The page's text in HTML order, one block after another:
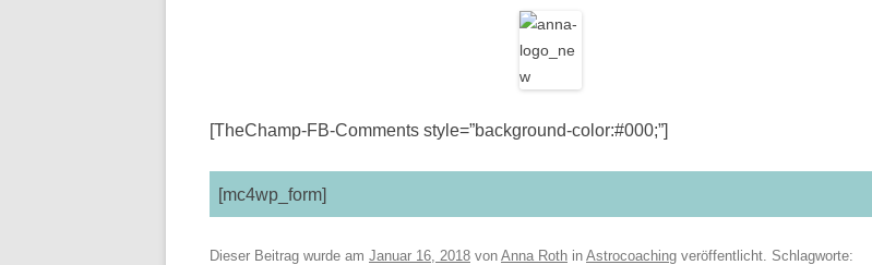
[TheChamp-FB-Comments style=”background-color:#000;”]
[mc4wp_form]
Dieser Beitrag wurde am Januar 16, 2018 von Anna Roth in Astrocoaching veröffentlicht. Schlagworte: